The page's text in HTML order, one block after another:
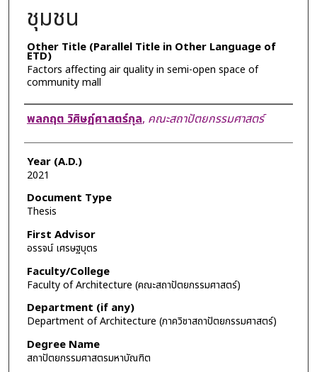
ชุมชน
Other Title (Parallel Title in Other Language of
ETD)
Factors affecting air quality in semi-open space of
community mall
Author
พลกฤต วิศิษฏ์ศาสตร์กุล, คณะสถาปัตยกรรมศาสตร์
Year (A.D.)
2021
Document Type
Thesis
First Advisor
อรรจน์ เศรษฐบุตร
Faculty/College
Faculty of Architecture (คณะสถาปัตยกรรมศาสตร์)
Department (if any)
Department of Architecture (ภาควิชาสถาปัตยกรรมศาสตร์)
Degree Name
สถาปัตยกรรมศาสตรมหาบัณฑิต